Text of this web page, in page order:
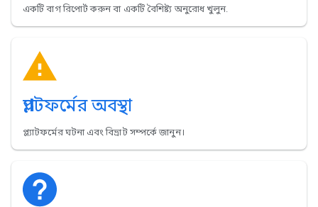
একটি বাগ রিপোর্ট করুন বা একটি বৈশিষ্ট্য অনুরোধ খুলুন.
প্ল্যাটফর্মের অবস্থা
প্ল্যাটফর্মের ঘটনা এবং বিভ্রাট সম্পর্কে জানুন।